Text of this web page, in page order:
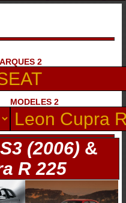
2
MODELES 2
S3 (2006) &
R 225